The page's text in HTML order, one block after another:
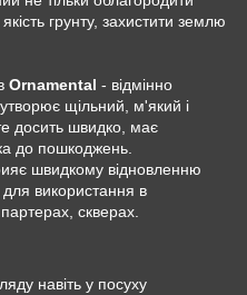
грунту, захистити землю
Ornamental - відмінно
щільний, м'який і
досить швидко, має
до пошкоджень.
швидкому відновленню
для використання в
скверах.
навіть у посуху